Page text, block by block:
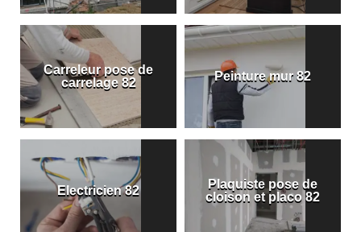
Carreleur pose de
carrelage 82
Peinture mur 82
Electricien 82
Plaquiste pose de
cloison et placo 82